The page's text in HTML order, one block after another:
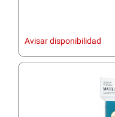
Avisar disponibilidad